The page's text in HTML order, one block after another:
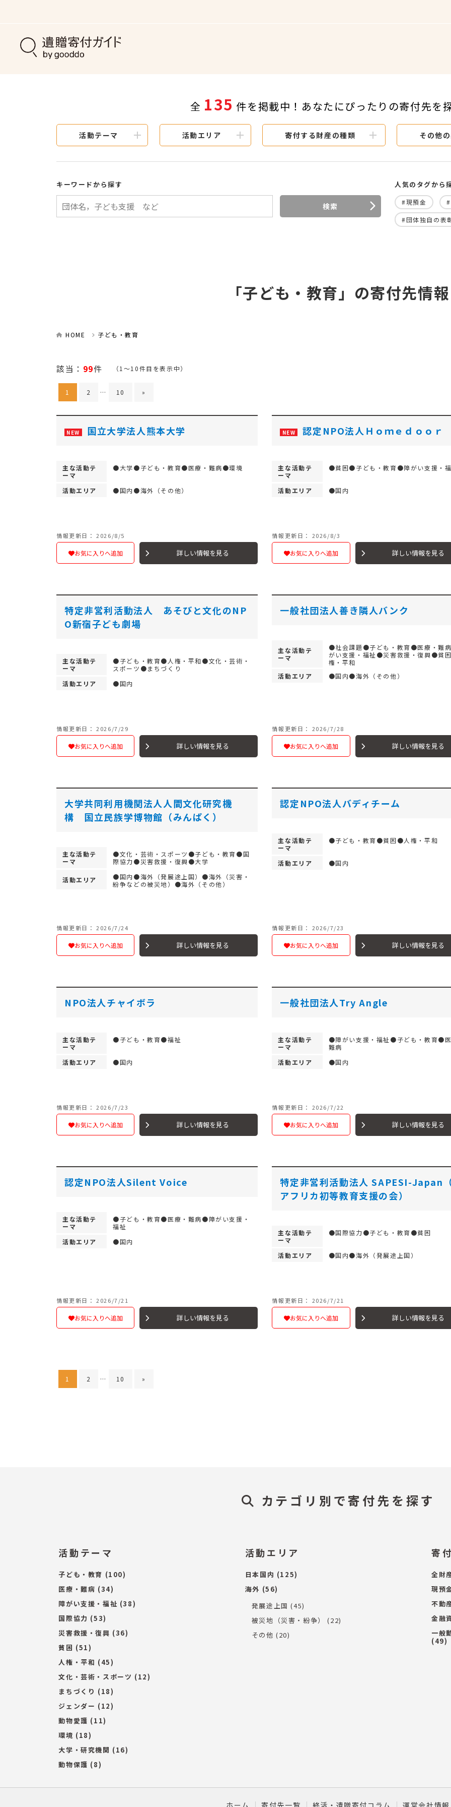
全 135 件を掲載中！あなたにぴったりの寄付先を
活動テーマ 活動エリア 寄付する財産の種類 その他
キーワードから探す
検索
人気のタグから
#現預金
#団体独自の表
「子ども・教育」の寄付先情報
HOME 子ども・教育
該当： 99件 （1～10件目を表示中）
1 2 … 10 »
NEW 国立大学法人熊本大学
主な活動テ
ーマ
●大学●子ども・教育●医療・難病●環境
活動エリア ●国内●海外（その他）
情報更新日： 2026/8/5
お気に入りへ追加 詳しい情報を見る
NEW 認定NPO法人Ｈｏｍｅｄｏｏｒ
主な活動テ
ーマ
●貧困●子ども・教育●障がい支援・
活動エリア ●国内
情報更新日： 2026/8/3
お気に入りへ追加 詳しい情報を見る
特定非営利活動法人 あそびと文化のNP
O新宿子ども劇場
主な活動テ
ーマ
●子ども・教育●人権・平和●文化・芸術・
スポーツ●まちづくり
活動エリア
●国内
情報更新日： 2026/7/29
お気に入りへ追加 詳しい情報を見る
一般社団法人善き隣人バンク
主な活動テ
ーマ
●社会課題●子ども・教育●医療・難
がい支援・福祉●災害救援・復興●貧
権・平和
活動エリア
●国内●海外（その他）
情報更新日： 2026/7/28
お気に入りへ追加 詳しい情報を見る
大学共同利用機関法人人間文化研究機
構 国立民族学博物館（みんぱく）
主な活動テ
ーマ
●文化・芸術・スポーツ●子ども・教育●国
際協力●災害救援・復興●大学
活動エリア
●国内●海外（発展途上国）●海外（災害・
紛争などの被災地）●海外（その他）
情報更新日： 2026/7/24
お気に入りへ追加 詳しい情報を見る
認定NPO法人バディチーム
主な活動テ
ーマ
●子ども・教育●貧困●人権・平和
活動エリア ●国内
情報更新日： 2026/7/23
お気に入りへ追加 詳しい情報を見る
NPO法人チャイボラ
主な活動テ
ーマ
●子ども・教育●福祉
活動エリア ●国内
情報更新日： 2026/7/23
お気に入りへ追加 詳しい情報を見る
一般社団法人Try Angle
主な活動テ
ーマ
●障がい支援・福祉●子ども・教育●
難病
活動エリア
●国内
情報更新日： 2026/7/22
お気に入りへ追加 詳しい情報を見る
認定NPO法人Silent Voice
主な活動テ
ーマ
●子ども・教育●医療・難病●障がい支援・
福祉
活動エリア
●国内
情報更新日： 2026/7/21
お気に入りへ追加 詳しい情報を見る
特定非営利活動法人 SAPESI-Japan
アフリカ初等教育支援の会）
主な活動テ
ーマ
●国際協力●子ども・教育●貧困
活動エリア ●国内●海外（発展途上国）
情報更新日： 2026/7/21
お気に入りへ追加 詳しい情報を見る
1 2 … 10 »
カテゴリ別で寄付先を探す
活動テーマ
子ども・教育 (100)
医療・難病 (34)
障がい支援・福祉 (38)
国際協力 (53)
災害救援・復興 (36)
貧困 (51)
人権・平和 (45)
文化・芸術・スポーツ (12)
まちづくり (18)
ジェンダー (12)
動物愛護 (11)
環境 (18)
大学・研究機関 (16)
動物保護 (8)
活動エリア
日本国内 (125)
海外 (56)
発展途上国 (45)
被災地（災害・紛争）
(22)
その他 (20)
寄
全財
現預
不動
金融
一般
(49)
ホーム 寄付先一覧 終活・遺贈寄付コラム 運営会社情報